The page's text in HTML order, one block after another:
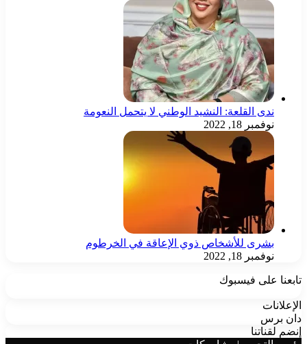
ندى القلعة: النشيد الوطني لا يتحمل النعومة
نوفمبر 18, 2022
بشرى للأشخاص ذوي الإعاقة في الخرطوم
نوفمبر 18, 2022
تابعنا على فيسبوك
الإعلانات
دان برس
إنضم لقناتنا